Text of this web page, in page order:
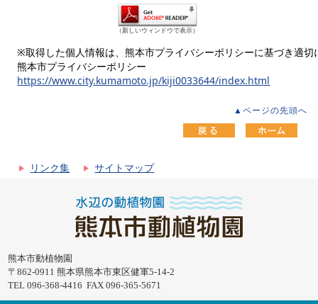
（新しいウィンドウで表示）
※取得した個人情報は、熊本市プライバシーポリシーに基づき適切
熊本市プライバシーポリシー
https://www.city.kumamoto.jp/kiji0033644/index.html
▲ページの先頭へ
リンク集 サイトマップ
熊本市動植物園
〒862-0911 熊本県熊本市東区健軍5-14-2
TEL 096-368-4416 FAX 096-365-5671